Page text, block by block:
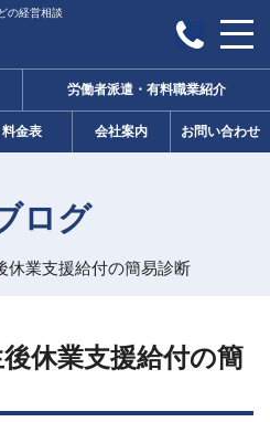
の経営相談
労働者派遣・有料職業紹介
料金表 会社案内 お問い合わせ
ログ
休業支援給付の簡易診断
後休業支援給付の簡